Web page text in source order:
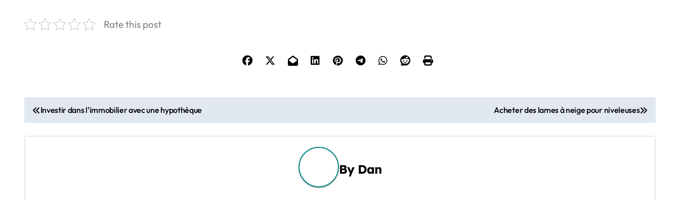
Rate this post
N
a
Investir dans l’immobilier avec une hypothèque Acheter des lames à neige pour niveleuses
By Dan